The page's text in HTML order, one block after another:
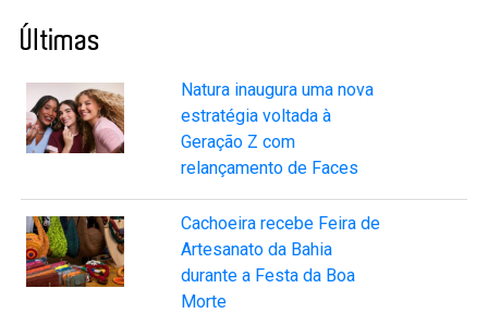
Últimas
Natura inaugura uma nova
estratégia voltada à
Geração Z com
relançamento de Faces
Cachoeira recebe Feira de
Artesanato da Bahia
durante a Festa da Boa
Morte